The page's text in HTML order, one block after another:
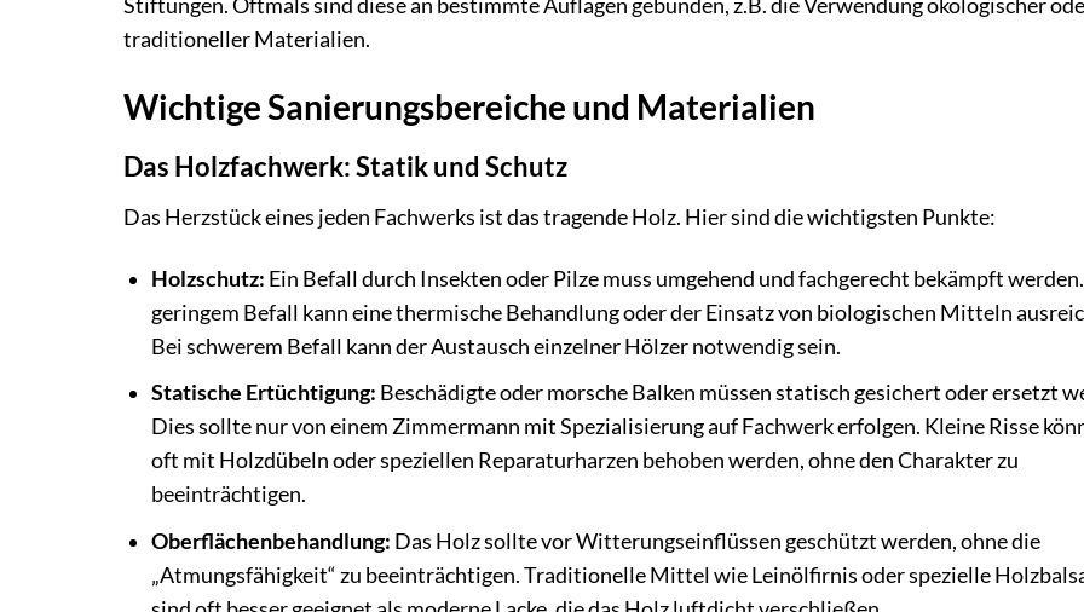
Stiftungen. Oftmals sind diese an bestimmte Auflagen gebunden, z.B. die Verwendung ökologischer
traditioneller Materialien.
Wichtige Sanierungsbereiche und Materialien
Das Holzfachwerk: Statik und Schutz
Das Herzstück eines jeden Fachwerks ist das tragende Holz. Hier sind die wichtigsten Punkte:
Holzschutz: Ein Befall durch Insekten oder Pilze muss umgehend und fachgerecht bekämpft
geringem Befall kann eine thermische Behandlung oder der Einsatz von biologischen Mitteln
Bei schwerem Befall kann der Austausch einzelner Hölzer notwendig sein.
Statische Ertüchtigung: Beschädigte oder morsche Balken müssen statisch gesichert oder ersetzt
Dies sollte nur von einem Zimmermann mit Spezialisierung auf Fachwerk erfolgen. Kleine Risse
oft mit Holzdübeln oder speziellen Reparaturharzen behoben werden, ohne den Charakter zu
beeinträchtigen.
Oberflächenbehandlung: Das Holz sollte vor Witterungseinflüssen geschützt werden, ohne die
„Atmungsfähigkeit“ zu beeinträchtigen. Traditionelle Mittel wie Leinölfirnis oder spezielle